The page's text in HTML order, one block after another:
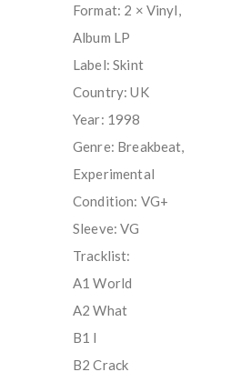
Format: 2 × Vinyl,
Album LP
Label: Skint
Country: UK
Year: 1998
Genre: Breakbeat,
Experimental
Condition: VG+
Sleeve: VG
Tracklist:
A1 World
A2 What
B1 I
B2 Crack